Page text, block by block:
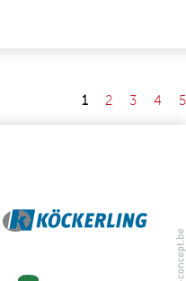
1 2 3 4 5